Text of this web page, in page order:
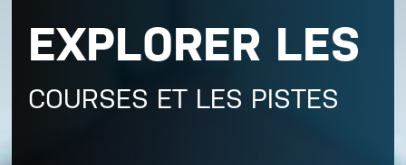
EXPLORER LES
COURSES ET LES PISTES